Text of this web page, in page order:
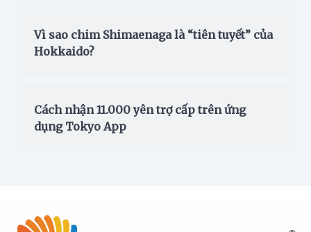
Vì sao chim Shimaenaga là “tiên tuyết” của
Hokkaido?
Cách nhận 11.000 yên trợ cấp trên ứng
dụng Tokyo App